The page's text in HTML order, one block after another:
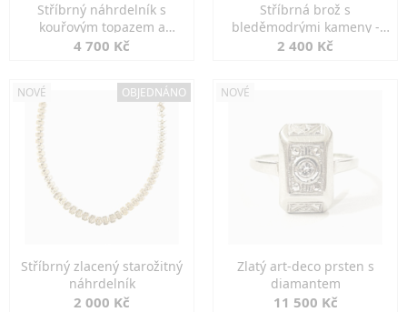
Stříbrný náhrdelník s
kouřovým topazem a
markazity
4 700 Kč
Stříbrná brož s
bleděmodrými kameny -
jemná elegance
2 400 Kč
NOVÉ OBJEDNÁNO
Stříbrný zlacený starožitný
náhrdelník
2 000 Kč
NOVÉ
Zlatý art-deco prsten s
diamantem
11 500 Kč